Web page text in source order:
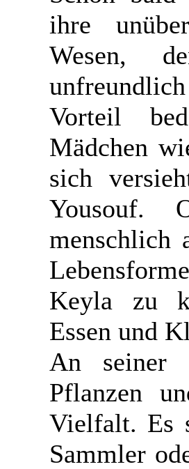
ihre
Wesen,
Vorteil
Mädchen
sich
Yousouf.
menschlich
Keyla zu
Essen und
An seiner
Pflanzen
Vielfalt. Es
Sammler